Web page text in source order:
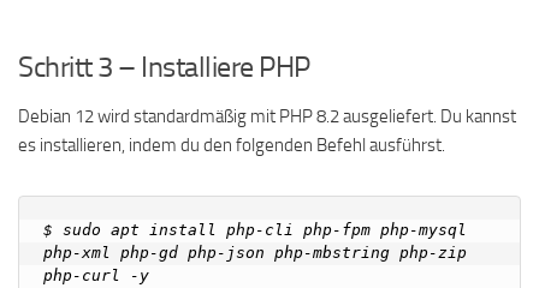
Schritt 3 – Installiere PHP
Debian 12 wird standardmäßig mit PHP 8.2 ausgeliefert. Du kannst
es installieren, indem du den folgenden Befehl ausführst.
$ sudo apt install php-cli php-fpm php-mysql
php-xml php-gd php-json php-mbstring php-zip